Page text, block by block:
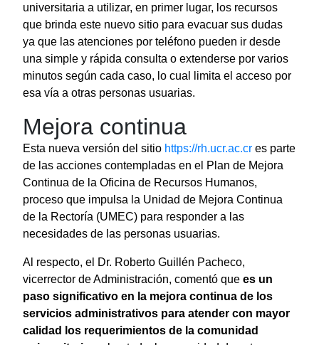
universitaria a utilizar, en primer lugar, los recursos
que brinda este nuevo sitio para evacuar sus dudas
ya que las atenciones por teléfono pueden ir desde
una simple y rápida consulta o extenderse por varios
minutos según cada caso, lo cual limita el acceso por
esa vía a otras personas usuarias.
Mejora continua
Esta nueva versión del sitio https://rh.ucr.ac.cr es parte
de las acciones contempladas en el Plan de Mejora
Continua de la Oficina de Recursos Humanos,
proceso que impulsa la Unidad de Mejora Continua
de la Rectoría (UMEC) para responder a las
necesidades de las personas usuarias.
Al respecto, el Dr. Roberto Guillén Pacheco,
vicerrector de Administración, comentó que es un
paso significativo en la mejora continua de los
servicios administrativos para atender con mayor
calidad los requerimientos de la comunidad